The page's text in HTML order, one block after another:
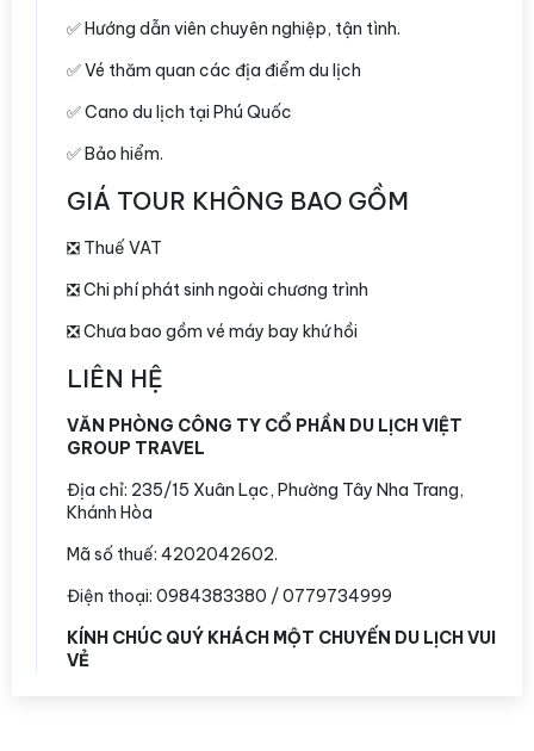
✅ Hướng dẫn viên chuyên nghiệp, tận tình.
✅ Vé thăm quan các địa điểm du lịch
✅ Cano du lịch tại Phú Quốc
✅ Bảo hiểm.
GIÁ TOUR KHÔNG BAO GỒM
❎ Thuế VAT
❎ Chi phí phát sinh ngoài chương trình
❎ Chưa bao gồm vé máy bay khứ hồi
LIÊN HỆ
VĂN PHÒNG CÔNG TY CỔ PHẦN DU LỊCH VIỆT
GROUP TRAVEL
Địa chỉ: 235/15 Xuân Lạc, Phường Tây Nha Trang,
Khánh Hòa
Mã số thuế: 4202042602.
Điện thoại: 0984383380 / 0779734999
KÍNH CHÚC QUÝ KHÁCH MỘT CHUYẾN DU LỊCH VUI
VẺ